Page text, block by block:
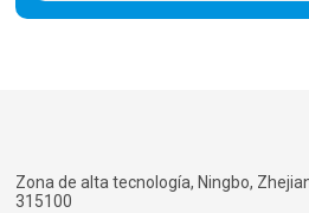
Zona de alta tecnología, Ningbo,
315100